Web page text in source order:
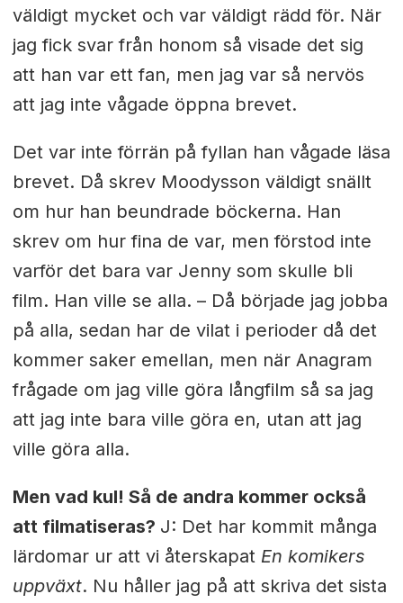
väldigt mycket och var väldigt rädd för. När
jag fick svar från honom så visade det sig
att han var ett fan, men jag var så nervös
att jag inte vågade öppna brevet.
Det var inte förrän på fyllan han vågade läsa
brevet. Då skrev Moodysson väldigt snällt
om hur han beundrade böckerna. Han
skrev om hur fina de var, men förstod inte
varför det bara var Jenny som skulle bli
film. Han ville se alla. – Då började jag jobba
på alla, sedan har de vilat i perioder då det
kommer saker emellan, men när Anagram
frågade om jag ville göra långfilm så sa jag
att jag inte bara ville göra en, utan att jag
ville göra alla.
Men vad kul! Så de andra kommer också
att filmatiseras? J: Det har kommit många
lärdomar ur att vi återskapat En komikers
uppväxt. Nu håller jag på att skriva det sista